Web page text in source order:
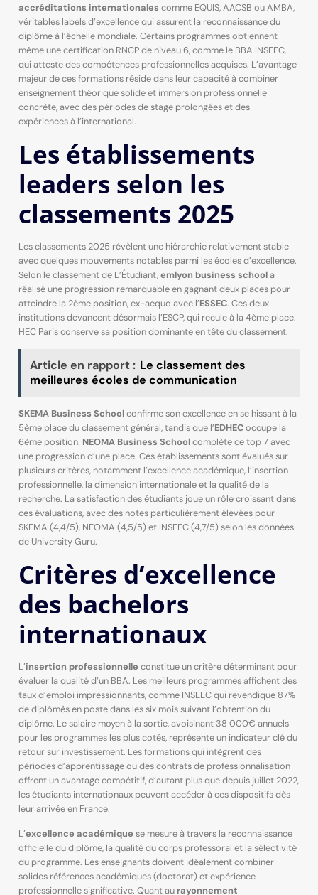
accréditations internationales comme EQUIS, AACSB ou AMBA,
véritables labels d’excellence qui assurent la reconnaissance du
diplôme à l’échelle mondiale. Certains programmes obtiennent
même une certification RNCP de niveau 6, comme le BBA INSEEC,
qui atteste des compétences professionnelles acquises. L’avantage
majeur de ces formations réside dans leur capacité à combiner
enseignement théorique solide et immersion professionnelle
concrète, avec des périodes de stage prolongées et des
expériences à l’international.
Les établissements
leaders selon les
classements 2025
Les classements 2025 révèlent une hiérarchie relativement stable
avec quelques mouvements notables parmi les écoles d’excellence.
Selon le classement de L’Étudiant,emlyon business schoola
réalisé une progression remarquable en gagnant deux places pour
atteindre la 2ème position, ex-aequo avec l’ESSEC. Ces deux
institutions devancent désormais l’ESCP, qui recule à la 4ème place.
HEC Paris conserve sa position dominante en tête du classement.
Article en rapport : Le classement des
meilleures écoles de communication
SKEMA Business Schoolconfirme son excellence en se hissant à la
5ème place du classement général, tandis que l’EDHECoccupe la
6ème position. NEOMA Business Schoolcomplète ce top 7 avec
une progression d’une place. Ces établissements sont évalués sur
plusieurs critères, notamment l’excellence académique, l’insertion
professionnelle, la dimension internationale et la qualité de la
recherche. La satisfaction des étudiants joue un rôle croissant dans
ces évaluations, avec des notes particulièrement élevées pour
SKEMA (4,4/5), NEOMA (4,5/5) et INSEEC (4,7/5) selon les données
de University Guru.
Critères d’excellence
des bachelors
internationaux
L’insertion professionnelle constitue un critère déterminant pour
évaluer la qualité d’un BBA. Les meilleurs programmes affichent des
taux d’emploi impressionnants, comme INSEEC qui revendique 87%
de diplômés en poste dans les six mois suivant l’obtention du
diplôme. Le salaire moyen à la sortie, avoisinant 38 000€ annuels
pour les programmes les plus cotés, représente un indicateur clé du
retour sur investissement. Les formations qui intègrent des
périodes d’apprentissage ou des contrats de professionnalisation
offrent un avantage compétitif, d’autant plus que depuis juillet 2022,
les étudiants internationaux peuvent accéder à ces dispositifs dès
leur arrivée en France.
L’excellence académique se mesure à travers la reconnaissance
officielle du diplôme, la qualité du corps professoral et la sélectivité
du programme. Les enseignants doivent idéalement combiner
solides références académiques (doctorat) et expérience
professionnelle significative. Quant au rayonnement